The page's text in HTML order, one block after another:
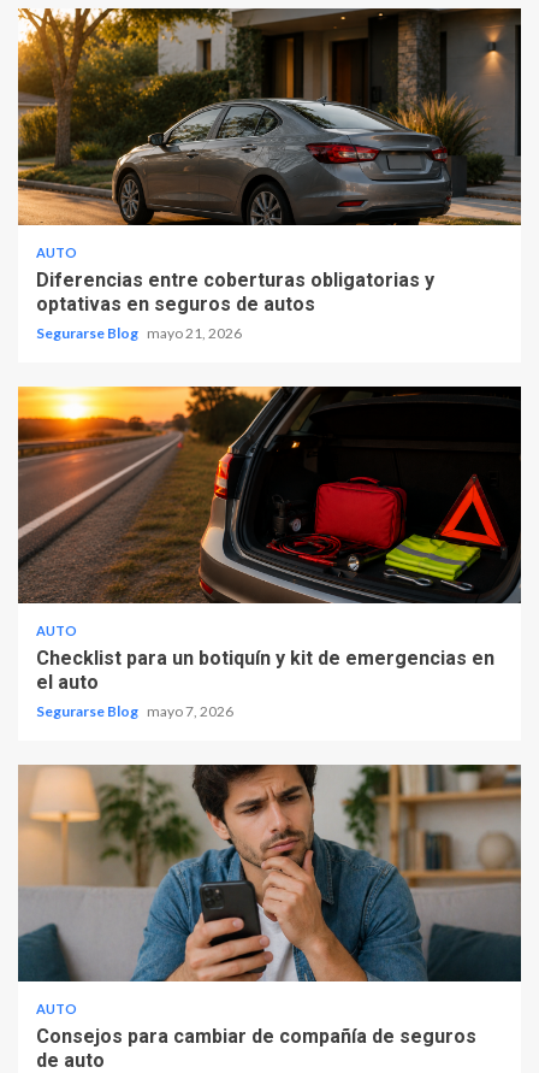
AUTO
Diferencias entre coberturas obligatorias y
optativas en seguros de autos
Segurarse Blog mayo 21, 2026
AUTO
Checklist para un botiquín y kit de emergencias en
el auto
Segurarse Blog mayo 7, 2026
AUTO
Consejos para cambiar de compañía de seguros
de auto